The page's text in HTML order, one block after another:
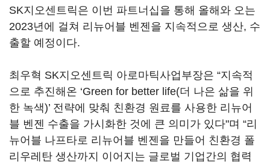
SK지오센트릭은 이번 파트너십을 통해 올해와 오는
2023년에 걸쳐 리뉴어블 벤젠을 지속적으로 생산, 수
출할 예정이다.
최우혁 SK지오센트릭 아로마틱사업부장은 “지속적
으로 추진해온 ‘Green for better life(더 나은 삶을 위
한 녹색)’ 전략에 맞춰 친환경 원료를 사용한 리뉴어
블 벤젠 수출을 가시화한 것에 큰 의미가 있다"며 “리
뉴어블 나프타로 리뉴어블 벤젠을 만들어 친환경 폴
리우레탄 생산까지 이어지는 글로벌 기업간의 협력